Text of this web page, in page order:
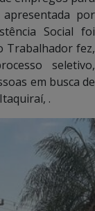
por
Social foi
Trabalhador fez,
seletivo,
em busca de
.